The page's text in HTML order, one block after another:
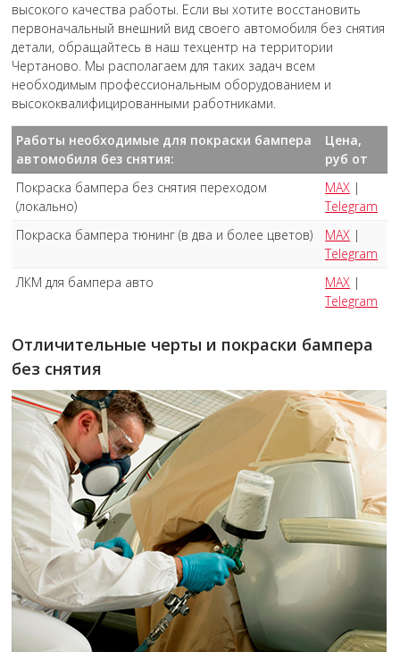
высокого качества работы. Если вы хотите восстановить
первоначальный внешний вид своего автомобиля без снятия
детали, обращайтесь в наш техцентр на территории
Чертаново. Мы располагаем для таких задач всем
необходимым профессиональным оборудованием и
высококвалифицированными работниками.
Работы необходимые для покраски бампера
автомобиля без снятия:
Цена,
руб от
Покраска бампера без снятия переходом
(локально)
MAX |
Telegram
Покраска бампера тюнинг (в два и более цветов)
MAX |
Telegram
ЛКМ для бампера авто
MAX |
Telegram
Отличительные черты и покраски бампера
без снятия